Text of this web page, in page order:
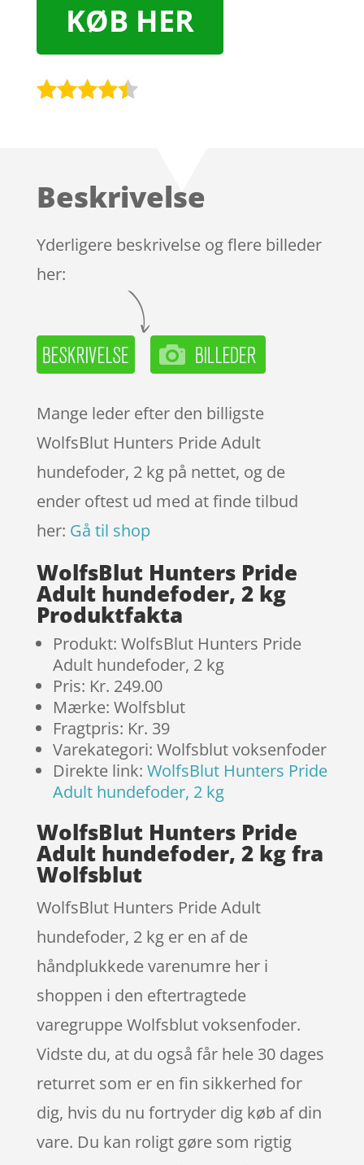
KØB HER
på
mmelser
Beskrivelse
Yderligere beskrivelse og flere billeder
her:
Mange leder efter den billigste
WolfsBlut Hunters Pride Adult
hundefoder, 2 kg på nettet, og de
ender oftest ud med at finde tilbud
her: Gå til shop
WolfsBlut Hunters Pride
Adult hundefoder, 2 kg
Produktfakta
Produkt: WolfsBlut Hunters Pride
Adult hundefoder, 2 kg
Pris: Kr. 249.00
Mærke: Wolfsblut
Fragtpris: Kr. 39
Varekategori: Wolfsblut voksenfoder
Direkte link: WolfsBlut Hunters Pride
Adult hundefoder, 2 kg
WolfsBlut Hunters Pride
Adult hundefoder, 2 kg fra
Wolfsblut
WolfsBlut Hunters Pride Adult
hundefoder, 2 kg er en af de
håndplukkede varenumre her i
shoppen i den eftertragtede
varegruppe Wolfsblut voksenfoder.
Vidste du, at du også får hele 30 dages
returret som er en fin sikkerhed for
dig, hvis du nu fortryder dig køb af din
vare. Du kan roligt gøre som rigtig